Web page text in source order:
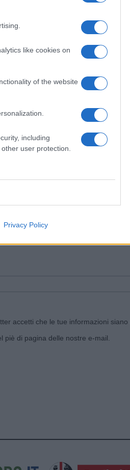
like cookies on
of the website
including
user protection.
Privacy Policy
I nostri
|Segnala
ultime notizie pubblicate sul sito web!
accetti che le tue informazioni siano
di pagina delle nostre e-mail.